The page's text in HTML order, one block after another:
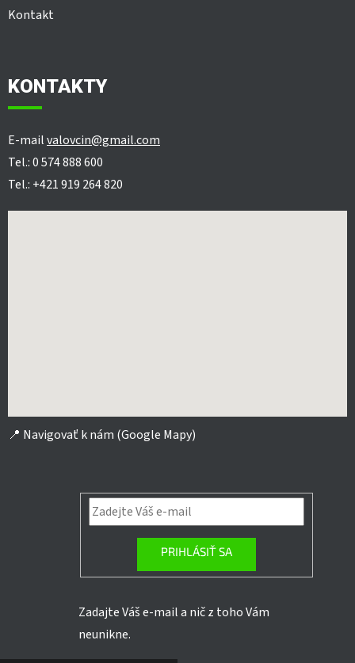
Kontakt
KONTAKTY
E-mailvalovcin@gmail.com
Tel.: 0 574 888 600
Tel.: +421 919 264 820
📍 Navigovať k nám (Google Mapy)
PRIHLÁSIŤ SA
Zadajte Váš e-mail a nič z toho Vám
neunikne.